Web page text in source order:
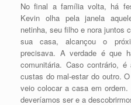
No final a família volta, há
Kevin olha pela janela
netinha, seu filho e nora juntos
sua casa, alcançou o
precisava. A verdade é que
comunitária. Caso contrário,
custas do mal-estar do outro.
veio colocar a casa em
deveríamos ser e a